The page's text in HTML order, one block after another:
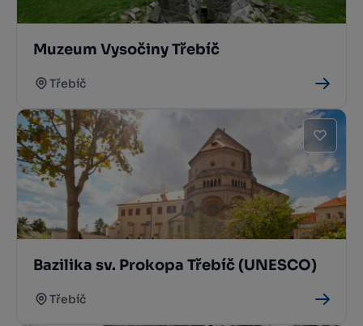
Muzeum Vysočiny Třebíč
Třebíč
Bazilika sv. Prokopa Třebíč (UNESCO)
Třebíč